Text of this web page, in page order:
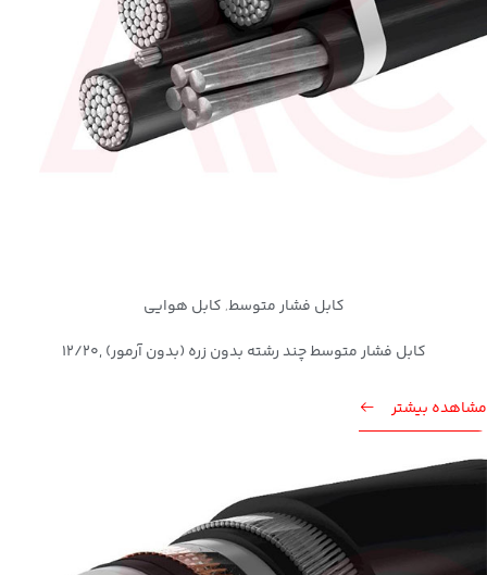
کابل فشار متوسط, کابل هوایی
کابل فشار متوسط چند رشته بدون زره (بدون آرمور) ,12/20
مشاهده بیشتر